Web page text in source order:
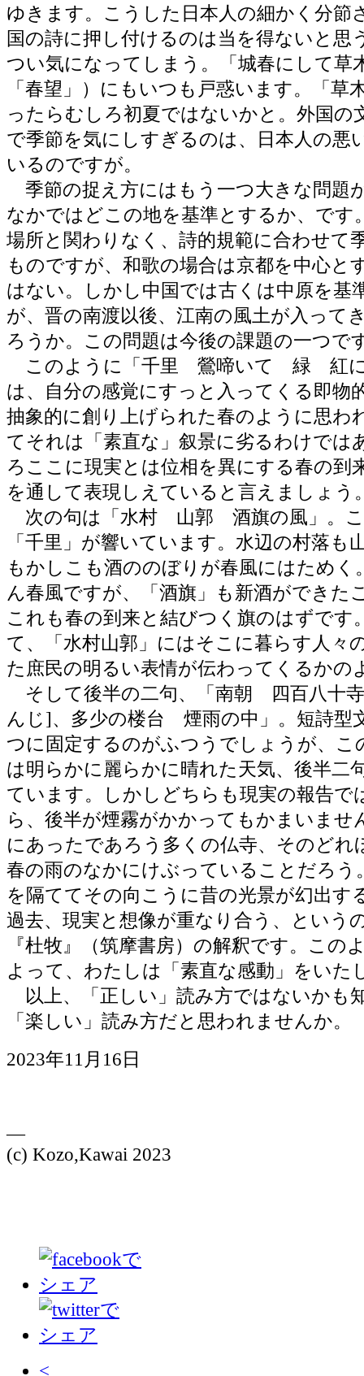
ゆきます。こうした日本人の細かく分節
国の詩に押し付けるのは当を得ないと思
つい気になってしまう。「城春にして草
「春望」）にもいつも戸惑います。「草
ったらむしろ初夏ではないかと。外国の
で季節を気にしすぎるのは、日本人の悪
いるのですが。
季節の捉え方にはもう一つ大きな問題
なかではどこの地を基準とするか、です
場所と関わりなく、詩的規範に合わせて
ものですが、和歌の場合は京都を中心と
はない。しかし中国では古くは中原を基
が、晋の南渡以後、江南の風土が入って
ろうか。この問題は今後の課題の一つで
このように「千里 鶯啼いて 緑 紅に
は、自分の感覚にすっと入ってくる即物
抽象的に創り上げられた春のように思わ
てそれは「素直な」叙景に劣るわけでは
ろここに現実とは位相を異にする春の到
を通して表現しえていると言えましょう
次の句は「水村 山郭 酒旗の風」。こ
「千里」が響いています。水辺の村落も
もかしこも酒ののぼりが春風にはためく
ん春風ですが、「酒旗」も新酒ができた
これも春の到来と結びつく旗のはずです
て、「水村山郭」にはそこに暮らす人々
た庶民の明るい表情が伝わってくるかの
そして後半の二句、「南朝 四百八十
んじ]、多少の楼台 煙雨の中」。短詩型
つに固定するのがふつうでしょうが、こ
は明らかに麗らかに晴れた天気、後半二
ています。しかしどちらも現実の報告で
ら、後半が煙霧がかかってもかまいませ
にあったであろう多くの仏寺、そのどれ
春の雨のなかにけぶっていることだろう
を隔ててその向こうに昔の光景が幻出す
過去、現実と想像が重なり合う、という
『杜牧』（筑摩書房）の解釈です。この
よって、わたしは「素直な感動」をいた
以上、「正しい」読み方ではないかも
「楽しい」読み方だと思われませんか。
2023年11月16日
—
(c) Kozo,Kawai 2023
<